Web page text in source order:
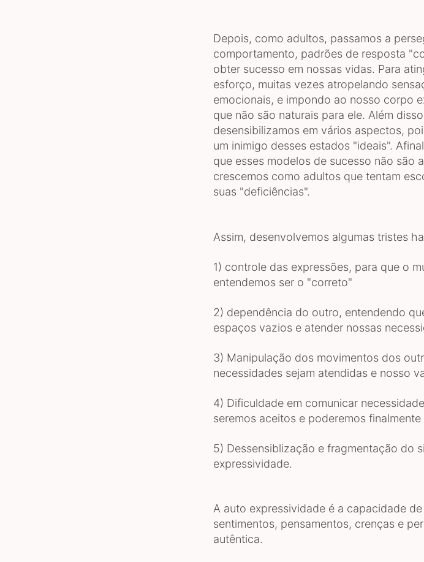
Depois, como adultos, passamos a
comportamento, padrões de resposta
obter sucesso em nossas vidas. Para
esforço, muitas vezes atropelando
emocionais, e impondo ao nosso corpo
que não são naturais para ele. Além
desensibilizamos em vários aspectos,
um inimigo desses estados "ideais".
que esses modelos de sucesso não são
crescemos como adultos que tentam
suas "deficiências".
Assim, desenvolvemos algumas tristes
1) controle das expressões, para que o
entendemos ser o "correto"
2) dependência do outro, entendendo
espaços vazios e atender nossas
3) Manipulação dos movimentos dos
necessidades sejam atendidas e nosso
4) Dificuldade em comunicar
seremos aceitos e poderemos
5) Dessensiblização e fragmentação do
expressividade.
A auto expressividade é a capacidade
sentimentos, pensamentos, crenças e
autêntica.